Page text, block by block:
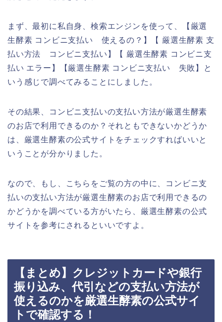
まず、最初に私自身、検索エンジンを使って、【厳選
生酵素 コンビニ支払い 使えるの？】【 厳選生酵素 支
払い方法 コンビニ支払い】【 厳選生酵素 コンビニ支
払い エラー】【厳選生酵素 コンビニ支払い 失敗】と
いう感じで調べてみることにしました。
その結果、コンビニ支払いの支払い方法が厳選生酵素
のお店で利用できるのか？それともできないかどうか
は、厳選生酵素の公式サイトをチェックすればいいと
いうことが分かりました。
なので、もし、こちらをご覧の方の中に、コンビニ支
払いの支払い方法が厳選生酵素のお店で利用できるの
かどうかを調べている方がいたら、厳選生酵素の公式
サイトを参考にされるといいですよ。
【まとめ】クレジットカードや銀行
振り込み、代引などの支払い方法が
使えるのかを厳選生酵素の公式サイ
トで確認する！